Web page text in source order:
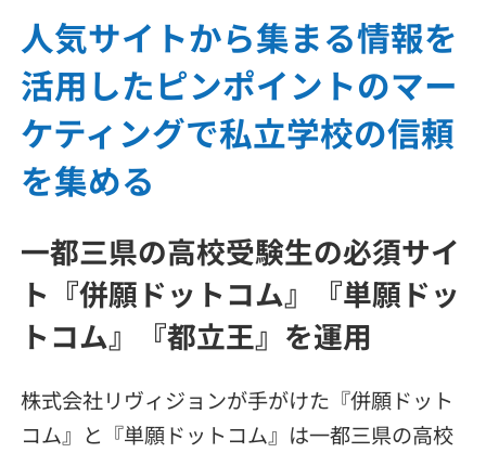
人気サイトから集まる情報を
活用したピンポイントのマー
ケティングで私立学校の信頼
を集める
一都三県の高校受験生の必須サイ
ト『併願ドットコム』『単願ドッ
トコム』『都立王』を運用
株式会社リヴィジョンが手がけた『併願ドット
コム』と『単願ドットコム』は一都三県の高校